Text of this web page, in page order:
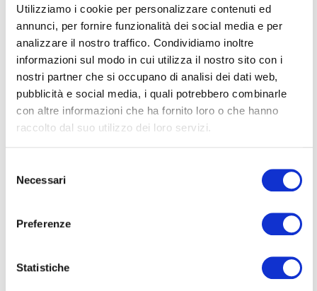
Utilizziamo i cookie per personalizzare contenuti ed
annunci, per fornire funzionalità dei social media e per
analizzare il nostro traffico. Condividiamo inoltre
informazioni sul modo in cui utilizza il nostro sito con i
nostri partner che si occupano di analisi dei dati web,
pubblicità e social media, i quali potrebbero combinarle
con altre informazioni che ha fornito loro o che hanno
raccolto dal suo utilizzo dei loro servizi.
delNecessari
Preferenze
Statistiche